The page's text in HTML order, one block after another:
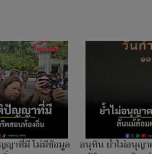
ญาที่มี ไม่มีข้อมูล
อนุทิน ย้ำไม่อนุญา